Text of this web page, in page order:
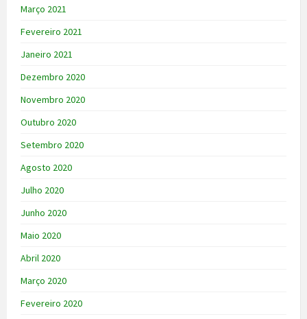
Março 2021
Fevereiro 2021
Janeiro 2021
Dezembro 2020
Novembro 2020
Outubro 2020
Setembro 2020
Agosto 2020
Julho 2020
Junho 2020
Maio 2020
Abril 2020
Março 2020
Fevereiro 2020